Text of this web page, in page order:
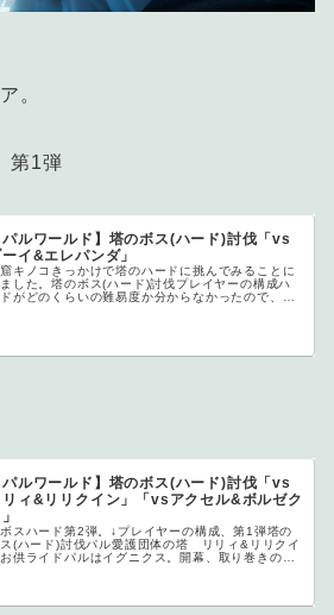
。
第1弾
パルワールド】塔のボス(ハード)討伐「vs
ーイ&エレパンダ」
キノコきっかけで塔のハードに挑んでみることに
ました。塔のボス(ハード)討伐プレイヤーの構成ハ
がどのくらいの難易度か分からなかったので、ま
パルワールド】塔のボス(ハード)討伐「vs
リィ&リリクイン」「vsアクセル&ボルゼク
スハード第2弾。↓プレイヤーの構成、第1弾塔の
(ハード)討伐パル愛護団体の塔 リリィ&リリクイ
供ライドパルはイグニクス。開幕、取り巻きのパ